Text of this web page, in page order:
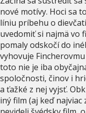
nové motívy. Hoci sa
líniu príbehu o
uvedomiť si najmä vo
pomaly odskočí do
vyhovuje
toto nie je iba
spoločnosti, činov i
a ťažké z nej vyjsť.
iný film (aj keď